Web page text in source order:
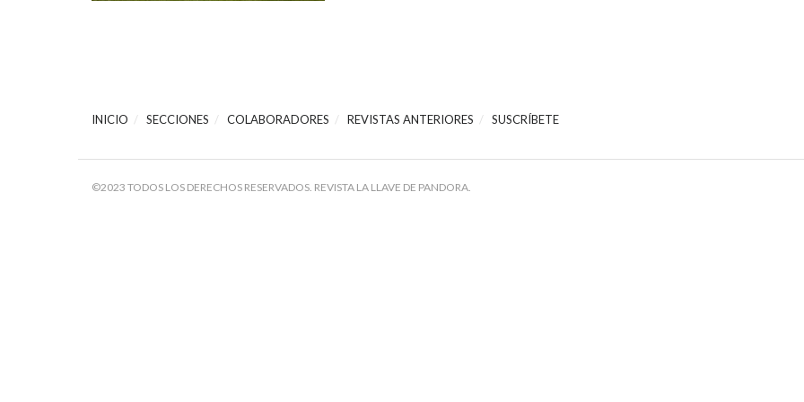
INICIO SECCIONES COLABORADORES REVISTAS ANTERIORES SUSCRÍBETE
©2023 TODOS LOS DERECHOS RESERVADOS. REVISTA LA LLAVE DE PANDORA.